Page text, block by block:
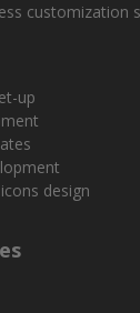
customization
up
design